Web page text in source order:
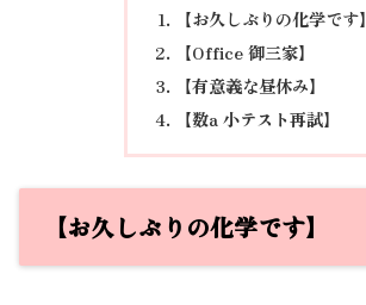
【お久しぶりの化学です】
【Office 御三家】
【有意義な昼休み】
【数a 小テスト再試】
【お久しぶりの化学です】